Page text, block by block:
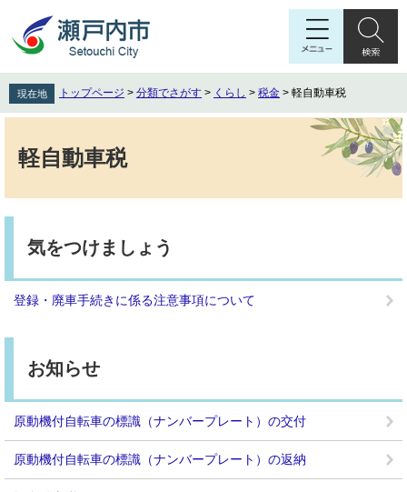
先
頭
を
飛
文
へ
現在地 トップページ > 分類でさがす > くらし > 税金 > 軽自動車税
軽自動車税
気をつけましょう
登録・廃車手続きに係る注意事項について
お知らせ
原動機付自転車の標識（ナンバープレート）の交付
原動機付自転車の標識（ナンバープレート）の返納